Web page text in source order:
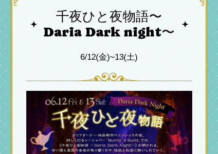
千夜ひと夜物語〜
Daria Dark night〜
6/12(金)~13(土)